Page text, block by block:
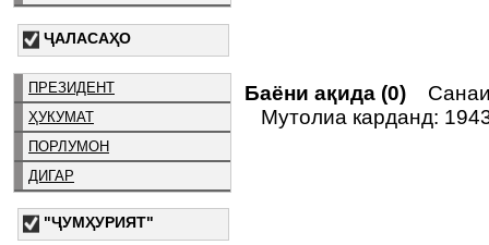
ҶАЛАСАҲО
ПРЕЗИДЕНТ
ҲУКУМАТ
ПОРЛУМОН
ДИГАР
"ҶУМҲУРИЯТ"
Баёни ақида (0)
Мутолиа карданд: